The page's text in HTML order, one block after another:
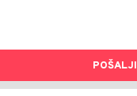
POŠALJI